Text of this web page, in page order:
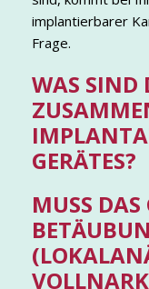
implantierbarer
Frage.
WAS SIND
GERÄTES?
MUSS